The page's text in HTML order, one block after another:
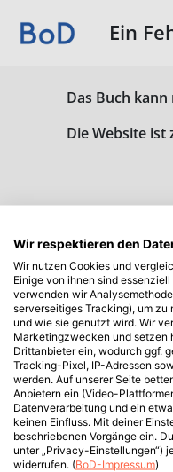
Ein
Das Buch
Die Website
Wir respektieren den
Wir nutzen Cookies und
Einige von ihnen sind
verwenden wir
serverseitiges Tracking), um zu
und wie sie genutzt wird. Wir
Marketingzwecken und setzen
Drittanbieter ein, wodurch ggf.
Tracking-Pixel, IP-Adressen
werden. Auf unserer Seite
Anbietern ein (Video-
Datenverarbeitung und ein
keinen Einfluss. Mit deiner
beschriebenen Vorgänge ein.
unter „Privacy-Einstellungen“)
widerrufen. (BoD-Impressum)